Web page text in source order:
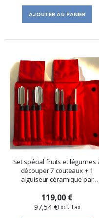
AJOUTER AU PANIER
Set spécial fruits et légumes
découper 7 couteaux + 1
aiguiseur céramique par
119,00 €
97,54 €